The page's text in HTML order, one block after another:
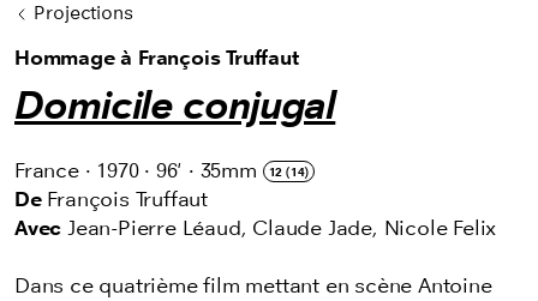
Projections
Hommage à François Truffaut
Domicile conjugal
France· 1970· 96' · 35mm 12 (14)
DeFrançois Truffaut
Avec Jean-Pierre Léaud, Claude Jade, Nicole Felix
Dans ce quatrième film mettant en scène Antoine